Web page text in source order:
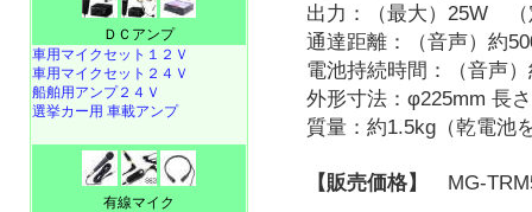
出力：（最大）25W （
通達距離：（音声）約
電池持続時間：（音声
外形寸法：φ225mm 長
質量：約1.5kg（乾電池
【販売価格】 MG-
ＤＣアンプ
車用マイクセット１２Ｖ
車用マイクセット２４Ｖ
船舶用アンプ２４Ｖ
選挙カー用 車載アンプ
有線マイク